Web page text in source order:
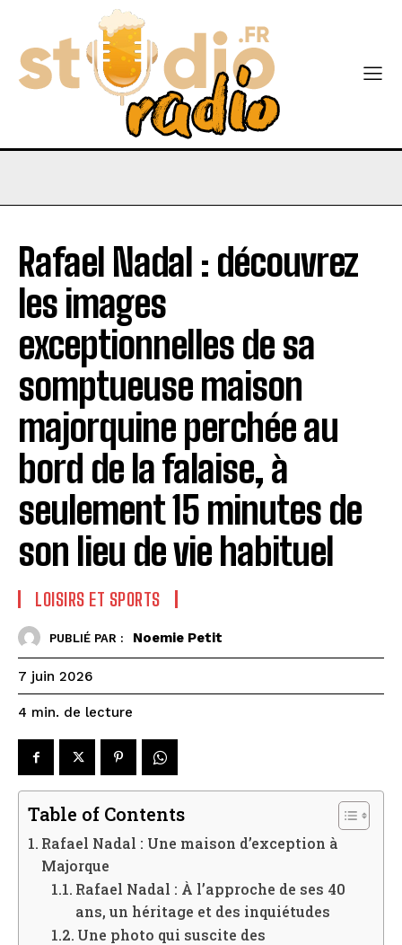
Rafael Nadal : découvrez
les images
exceptionnelles de sa
somptueuse maison
majorquine perchée au
bord de la falaise, à
seulement 15 minutes de
son lieu de vie habituel
LOISIRS ET SPORTS
PUBLIÉ PAR : Noemie Petit
7 juin 2026
4 min. de lecture
Table of Contents
Rafael Nadal : Une maison d’exception à
Majorque
Rafael Nadal : À l’approche de ses 40
ans, un héritage et des inquiétudes
Une photo qui suscite des